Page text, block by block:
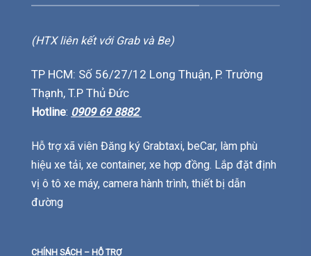
(HTX liên kết với Grab và Be)
TP HCM: Số 56/27/12 Long Thuận, P. Trường
Thạnh, T.P Thủ Đức
Hotline: 0909 69 8882
Hỗ trợ xã viên Đăng ký Grabtaxi, beCar, làm phù
hiệu xe tải, xe container, xe hợp đồng. Lắp đặt định
vị ô tô xe máy, camera hành trình, thiết bị dẫn
đường
CHÍNH SÁCH – HỖ TRỢ